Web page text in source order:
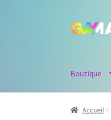
Aller
Aller
Boutique
Accueil